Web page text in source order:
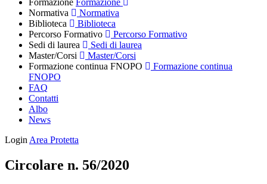
Normativa
Normativa
Biblioteca
Biblioteca
Percorso Formativo
Percorso Formativo
Sedi di laurea
Sedi di laurea
Master/Corsi
Master/Corsi
Formazione continua FNOPO
Formazione continua
FNOPO
FAQ
Contatti
Albo
News
Login Area Protetta
Circolare n. 56/2020